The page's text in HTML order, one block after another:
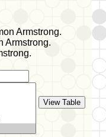
Armstrong.
Armstrong.